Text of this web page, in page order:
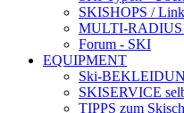
SKISHOPS /
MULTI-
Forum - SKI
EQUIPMENT
Ski-
SKISERVICE
TIPPS zum